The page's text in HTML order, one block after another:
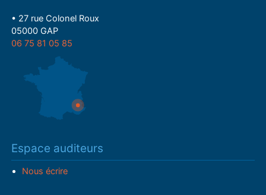
• 27 rue Colonel Roux
05000 GAP
06 75 81 05 85
Espace auditeurs
Nous écrire